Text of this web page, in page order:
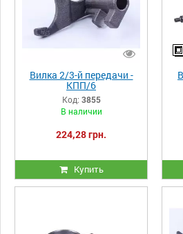
Вилка 2/3-й передачи -
КПП/6
Код: 3855
В наличии
224,28 грн.
Купить